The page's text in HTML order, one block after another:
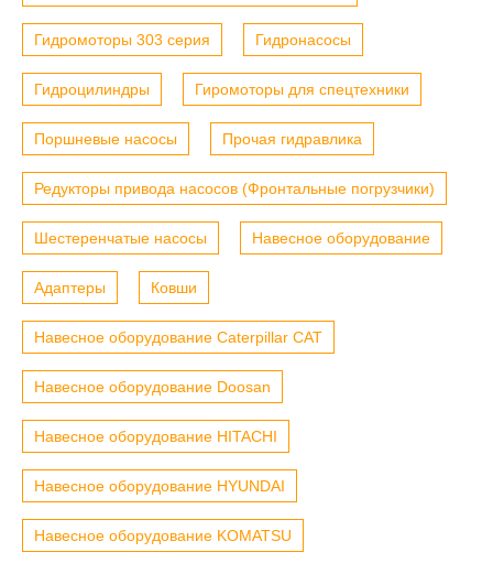
Гидромоторы 303 серия Гидронасосы
Гидроцилиндры Гиромоторы для спецтехники
Поршневые насосы Прочая гидравлика
Редукторы привода насосов (Фронтальные погрузчики)
Шестеренчатые насосы Навесное оборудование
Адаптеры Ковши
Навесное оборудование Caterpillar CAT
Навесное оборудование Doosan
Навесное оборудование HITACHI
Навесное оборудование HYUNDAI
Навесное оборудование KOMATSU